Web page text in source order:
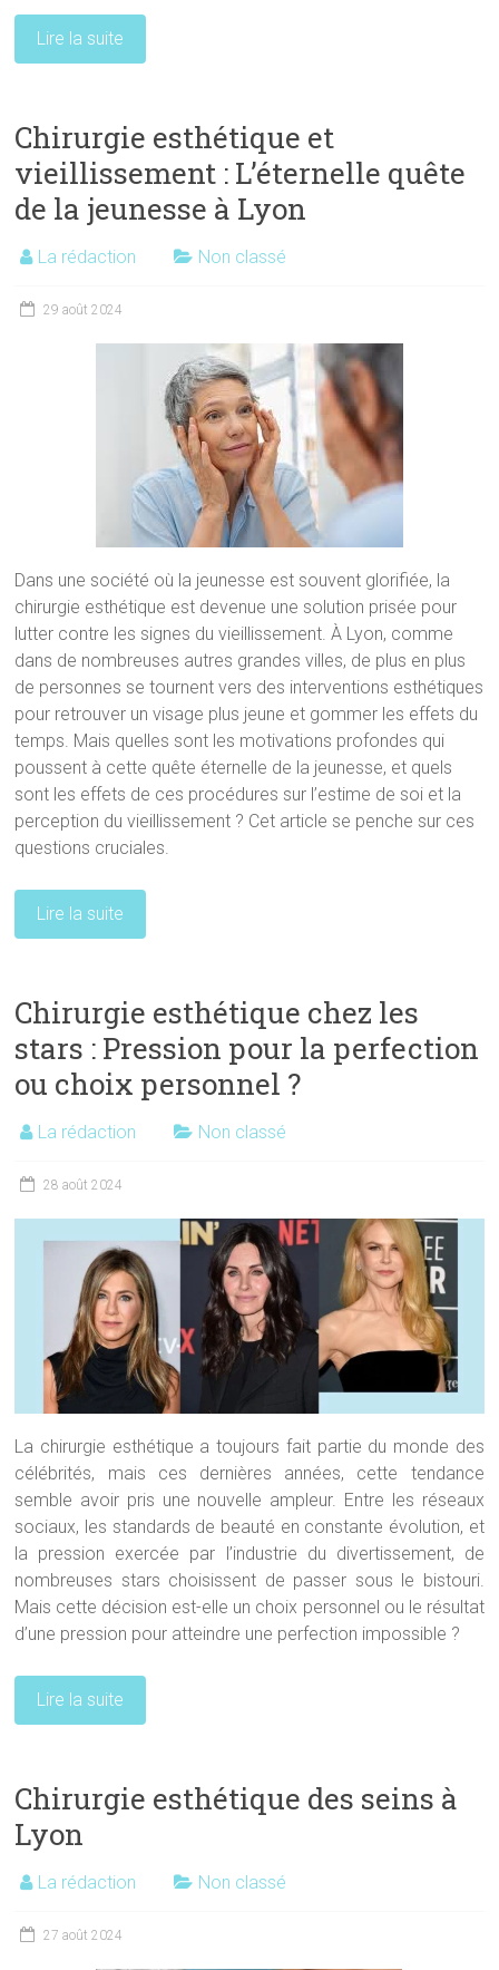
Lire la suite
Chirurgie esthétique et
vieillissement : L’éternelle quête
de la jeunesse à Lyon
La rédaction Non classé
29 août 2024
Dans une société où la jeunesse est souvent glorifiée, la
chirurgie esthétique est devenue une solution prisée pour
lutter contre les signes du vieillissement. À Lyon, comme
dans de nombreuses autres grandes villes, de plus en plus
de personnes se tournent vers des interventions esthétiques
pour retrouver un visage plus jeune et gommer les effets du
temps. Mais quelles sont les motivations profondes qui
poussent à cette quête éternelle de la jeunesse, et quels
sont les effets de ces procédures sur l’estime de soi et la
perception du vieillissement ? Cet article se penche sur ces
questions cruciales.
Lire la suite
Chirurgie esthétique chez les
stars : Pression pour la perfection
ou choix personnel ?
La rédaction Non classé
28 août 2024
La chirurgie esthétique a toujours fait partie du monde des
célébrités, mais ces dernières années, cette tendance
semble avoir pris une nouvelle ampleur. Entre les réseaux
sociaux, les standards de beauté en constante évolution, et
la pression exercée par l’industrie du divertissement, de
nombreuses stars choisissent de passer sous le bistouri.
Mais cette décision est-elle un choix personnel ou le résultat
d’une pression pour atteindre une perfection impossible ?
Lire la suite
Chirurgie esthétique des seins à
Lyon
La rédaction Non classé
27 août 2024